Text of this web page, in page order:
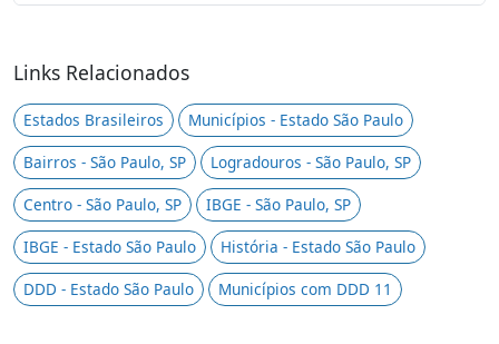
Links Relacionados
Estados Brasileiros
Municípios - Estado São Paulo
Bairros - São Paulo, SP
Logradouros - São Paulo, SP
Centro - São Paulo, SP
IBGE - São Paulo, SP
IBGE - Estado São Paulo
História - Estado São Paulo
DDD - Estado São Paulo
Municípios com DDD 11